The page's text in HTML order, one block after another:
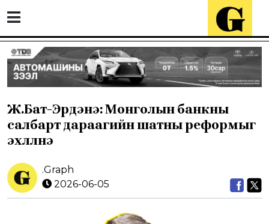
Ж.Бат-Эрдэнэ: Монголын банкны
салбарт дараагийн шатны реформыг
эхлүүлнэ
.Graph
2026-06-05